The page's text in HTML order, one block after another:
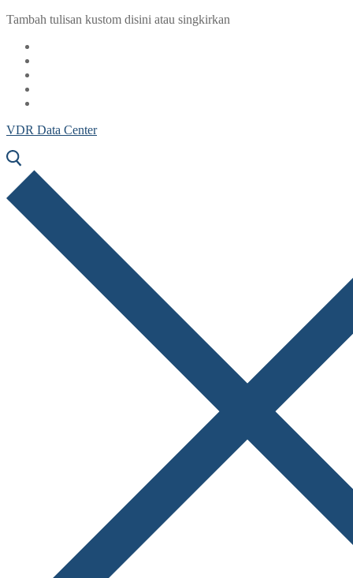
Lompat
konten
Menu
Tutup
Tambah tulisan kustom disini atau singkirkan
VDR Data Center